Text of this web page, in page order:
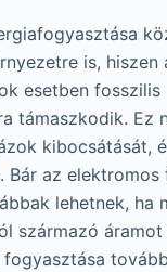
is, hiszen
esetben fosszilis
támaszkodik. Ez
kibocsátását,
Bár az elektromos
lehetnek, ha
származó áramot